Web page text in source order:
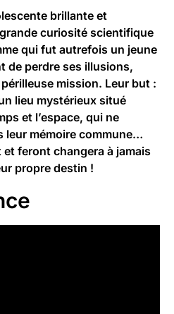
brillante et
curiosité scientifique
qui fut autrefois un jeune
de perdre ses illusions,
mission. Leur but :
lieu mystérieux situé
et l’espace, qui ne
leur mémoire commune…
feront changera à jamais
propre destin !